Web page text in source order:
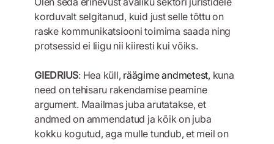
korduvalt selgitanud, kuid just selle tõttu on
raske kommunikatsiooni toimima saada ning
protsessid ei liigu nii kiiresti kui võiks.
GIEDRIUS: Hea küll, räägime andmetest, kuna
need on tehisaru rakendamise peamine
argument. Maailmas juba arutatakse, et
andmed on ammendatud ja kõik on juba
kokku kogutud, aga mulle tundub, et meil on